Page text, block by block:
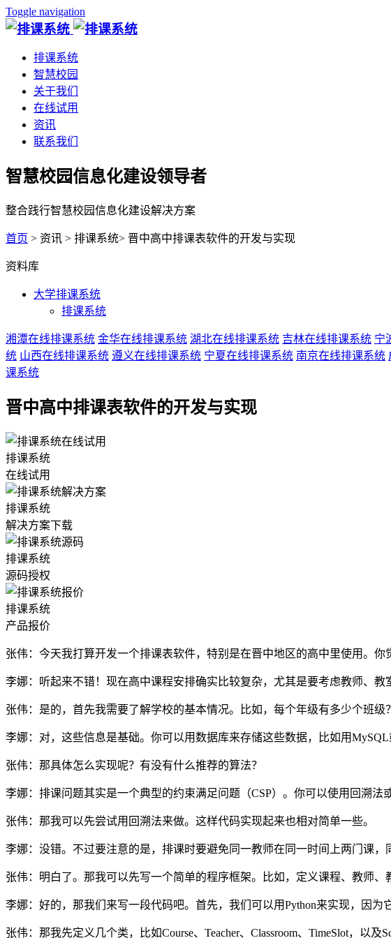
Toggle navigation
排课系统
智慧校园
关于我们
在线试用
资讯
联系我们
智慧校园信息化建设领导者
整合践行智慧校园信息化建设解决方案
首页 > 资讯 > 排课系统> 晋中高中排课表软件的开发与实现
资料库
大学排课系统
排课系统
湘潭在线排课系统 金华在线排课系统 湖北在线排课系统 吉林在线排课系统 宁
统 山西在线排课系统 遵义在线排课系统 宁夏在线排课系统 南京在线排课系统
课系统
晋中高中排课表软件的开发与实现
排课系统
在线试用
排课系统
解决方案下载
排课系统
源码授权
排课系统
产品报价
张伟：今天我打算开发一个排课表软件，特别是在晋中地区的高中里使用。你
李娜：听起来不错！现在高中课程安排确实比较复杂，尤其是要考虑教师、教
张伟：是的，首先我需要了解学校的基本情况。比如，每个年级有多少个班
李娜：对，这些信息是基础。你可以用数据库来存储这些数据，比如用
张伟：那具体怎么实现呢？有没有什么推荐的算法？
李娜：排课问题其实是一个典型的约束满足问题（CSP）。你可以使用回溯
张伟：那我可以先尝试用回溯法来做。这样代码实现起来也相对简单一些。
李娜：没错。不过要注意的是，排课时要避免同一教师在同一时间上两门课
张伟：明白了。那我可以先写一个简单的程序框架。比如，定义课程、教师、
李娜：好的，那我们来写一段代码吧。首先，我们可以用Python来实现，因为
张伟：那我先定义几个类，比如Course、Teacher、Classroom、TimeSlot，以及